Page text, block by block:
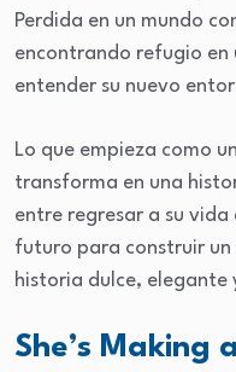
Perdida en un mundo
encontrando refugio en
entender su nuevo
Lo que empieza como
transforma en una
entre regresar a su vida
futuro para construir un
historia dulce, elegante
She’s Making